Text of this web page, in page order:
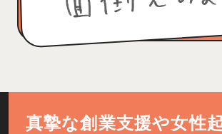
真摯な創業支援や女性